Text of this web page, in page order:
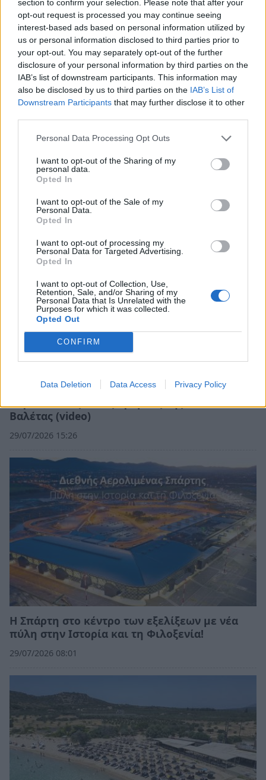
section to confirm your selection. Please note that after your
opt-out request is processed you may continue seeing
interest-based ads based on personal information utilized by
us or personal information disclosed to third parties prior to
your opt-out. You may separately opt-out of the further
disclosure of your personal information by third parties on the
IAB’s list of downstream participants. This information may
also be disclosed by us to third parties on the IAB’s List of
Downstream Participants that may further disclose it to other
Personal Data Processing Opt Outs
I want to opt-out of the Sharing of my
personal data.
Opted In
I want to opt-out of the Sale of my
Personal Data.
Opted In
I want to opt-out of processing my
Personal Data for Targeted Advertising.
Opted In
I want to opt-out of Collection, Use,
Retention, Sale, and/or Sharing of my
Personal Data that Is Unrelated with the
Purposes for which it was collected.
Opted Out
CONFIRM
Data Deletion Data Access Privacy Policy
Θιόπαυτο και Σαμπατική: Οι γείτονες
κολπίσκοι στην Αρκαδία που ξεχωρίζουν για
την ήρεμη ομορφιά τους
03/08/2026 13:51
Βαλέτας (video)
29/07/2026 15:26
Η Σπάρτη στο κέντρο των εξελίξεων με νέα
πύλη στην Ιστορία και τη Φιλοξενία!
29/07/2026 08:01